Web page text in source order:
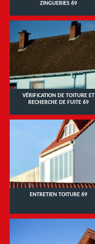
ZINGUERIES 69
VÉRIFICATION DE TOITURE ET
RECHERCHE DE FUITE 69
ENTRETIEN TOITURE 69